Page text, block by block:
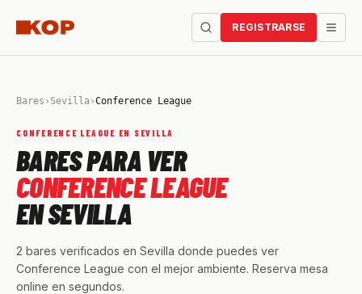
REGISTRARSE
Bares › Sevilla ›Conference League
CONFERENCE LEAGUE EN SEVILLA
BARES PARA VER
CONFERENCE LEAGUE
EN SEVILLA
2 bares verificados en Sevilla donde puedes ver
Conference League con el mejor ambiente. Reserva mesa
online en segundos.